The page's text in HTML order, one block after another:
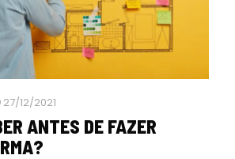
27/12/2021
ANTES DE FAZER